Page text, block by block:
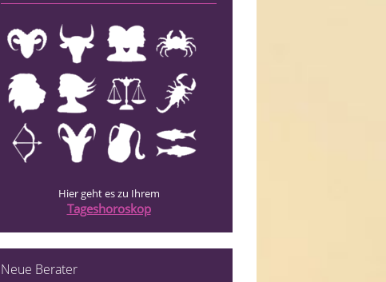
Hier geht es zu Ihrem
Tageshoroskop
Neue Berater